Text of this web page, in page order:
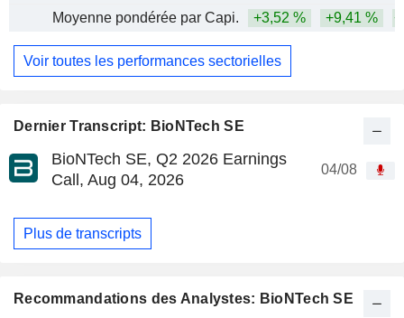
Dernier Transcript: BioNTech SE
BioNTech SE, Q2 2026 Earnings
Call, Aug 04, 2026
04/08
Plus de transcripts
Recommandations des Analystes: BioNTech SE
Moyenne pondérée par Capi.
+3,52 % +9,41 %
Voir toutes les performances sectorielles